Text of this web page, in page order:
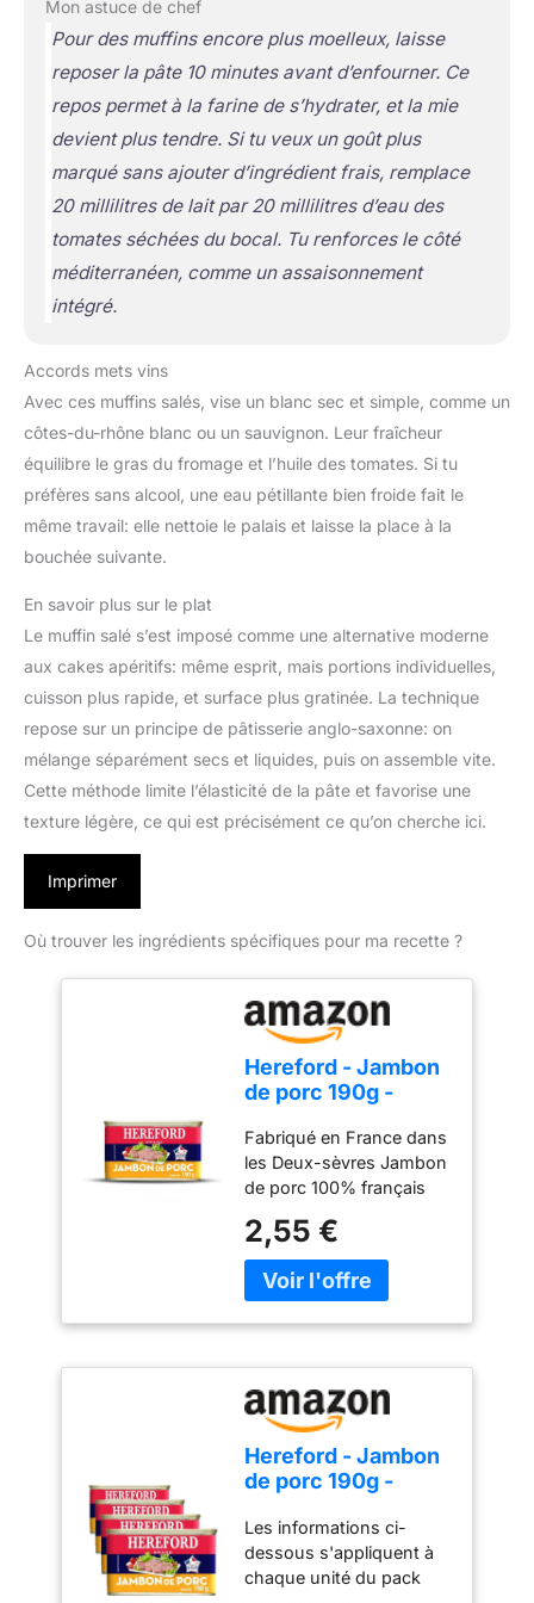
Mon astuce de chef
Pour des muffins encore plus moelleux, laisse
reposer la pâte 10 minutes avant d’enfourner. Ce
repos permet à la farine de s’hydrater, et la mie
devient plus tendre. Si tu veux un goût plus
marqué sans ajouter d’ingrédient frais, remplace
20 millilitres de lait par 20 millilitres d’eau des
tomates séchées du bocal. Tu renforces le côté
méditerranéen, comme un assaisonnement
intégré.
Accords mets vins
Avec ces muffins salés, vise un blanc sec et simple, comme un
côtes-du-rhône blanc ou un sauvignon. Leur fraîcheur
équilibre le gras du fromage et l’huile des tomates. Si tu
préfères sans alcool, une eau pétillante bien froide fait le
même travail: elle nettoie le palais et laisse la place à la
bouchée suivante.
En savoir plus sur le plat
Le muffin salé s’est imposé comme une alternative moderne
aux cakes apéritifs: même esprit, mais portions individuelles,
cuisson plus rapide, et surface plus gratinée. La technique
repose sur un principe de pâtisserie anglo-saxonne: on
mélange séparément secs et liquides, puis on assemble vite.
Cette méthode limite l’élasticité de la pâte et favorise une
texture légère, ce qui est précisément ce qu’on cherche ici.
Imprimer
Où trouver les ingrédients spécifiques pour ma recette ?
Hereford - Jambon
de porc 190g -
origine France -
aide culinaire
Fabriqué en France dans
les Deux-sèvres Jambon
de porc 100% français
consommer froid ou
chaud, en tranches, en
cubes, en émietté Viande
accompagnements selon
vos goûts Aussi facile et
pratique que le thon en
boîte
2,55 €
Hereford - Jambon
de porc 190g -
origine France -
aide culinaire (Lot
de 4)
Les informations ci-
dessous s'appliquent à
chaque unité du pack